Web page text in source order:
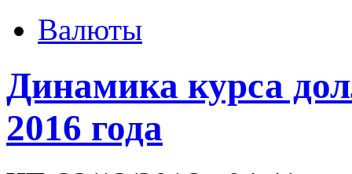
Валюты
Динамика курса
2016 года